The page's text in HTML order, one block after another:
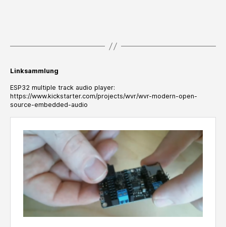
Linksammlung
ESP32 multiple track audio player:
https://www.kickstarter.com/projects/wvr/wvr-modern-open-
source-embedded-audio